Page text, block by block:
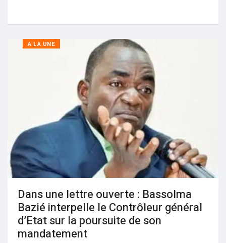
A LA UNE
Dans une lettre ouverte : Bassolma
Bazié interpelle le Contrôleur général
d’Etat sur la poursuite de son
mandatement